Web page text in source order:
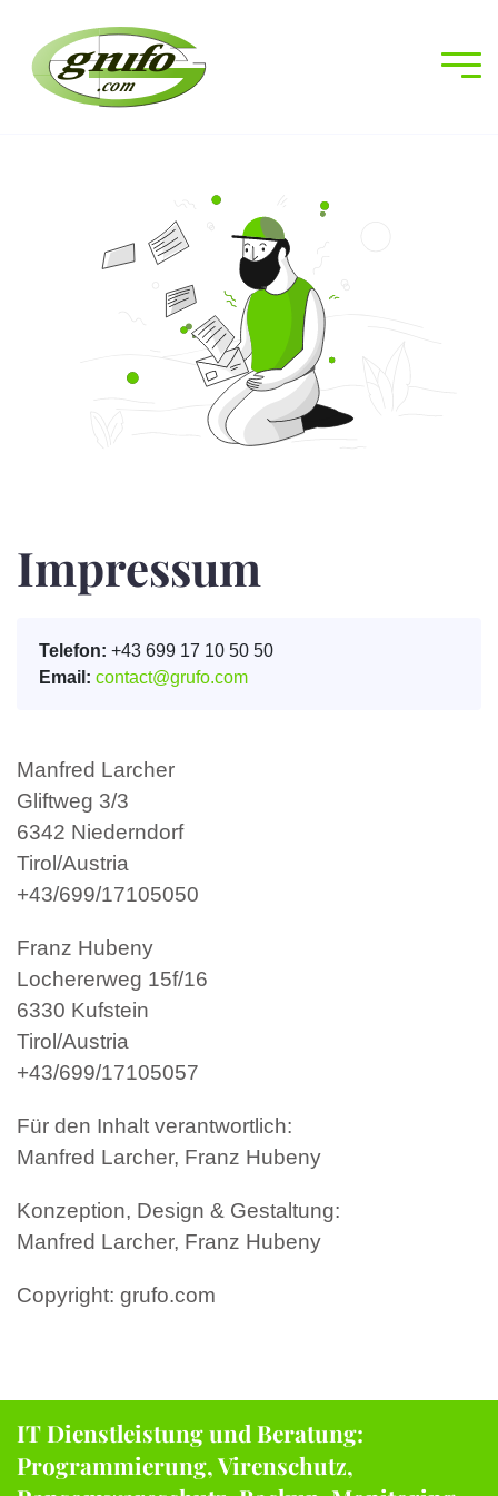
Impressum
Telefon: +43 699 17 10 50 50
Email: contact@grufo.com
Manfred Larcher
Gliftweg 3/3
6342 Niederndorf
Tirol/Austria
+43/699/17105050
Franz Hubeny
Lochererweg 15f/16
6330 Kufstein
Tirol/Austria
+43/699/17105057
Für den Inhalt verantwortlich:
Manfred Larcher, Franz Hubeny
Konzeption, Design & Gestaltung:
Manfred Larcher, Franz Hubeny
Copyright: grufo.com
IT Dienstleistung und Beratung:
Programmierung, Virenschutz,